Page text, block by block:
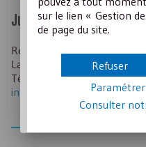
Juris tourisme,
Revues mensuelles - Juris
Lafayette - 69 003 Lyon
Tél : 04 72 98 18 40
infojuris@dalloz.fr
sur le lien « Gestion
de page du site.
Refuser
Consulter